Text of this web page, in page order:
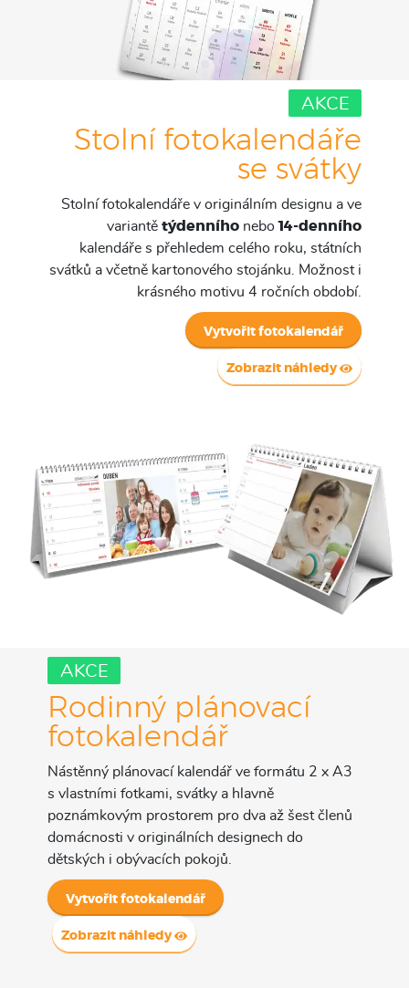
AKCE
Stolní fotokalendáře
se svátky
Stolní fotokalendáře v originálním designu a ve
variantě týdenníhonebo14-denního
kalendáře s přehledem celého roku, státních
svátků a včetně kartonového stojánku. Možnost i
krásného motivu 4 ročních období.
Vytvořit fotokalendář
Zobrazit náhledy
AKCE
Rodinný plánovací
fotokalendář
Nástěnný plánovací kalendář ve formátu 2 x A3
s vlastními fotkami, svátky a hlavně
poznámkovým prostorem pro dva až šest členů
domácnosti v originálních designech do
dětských i obývacích pokojů.
Vytvořit fotokalendář
Zobrazit náhledy